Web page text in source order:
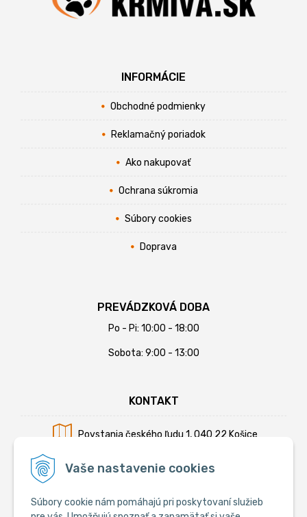
Vaše nastavenie cookies
Súbory cookie nám pomáhajú pri poskytovaní služieb
INFORMÁCIE
Obchodné podmienky
Reklamačný poriadok
Ako nakupovať
Ochrana súkromia
Súbory cookies
Doprava
PREVÁDZKOVÁ DOBA
Po - Pi: 10:00 - 18:00
Sobota: 9:00 - 13:00
KONTAKT
Povstania českého ľudu 1, 040 22 Košice
Mobil:+421 902 794 355
E-mail:info@krmiva.sk